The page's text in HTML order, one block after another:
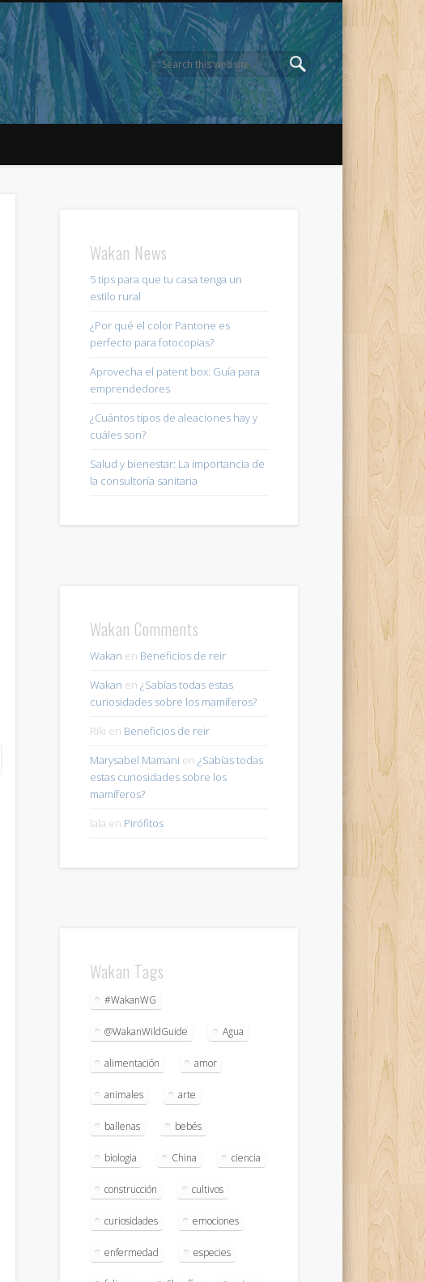
Wakan News
5 tips para que tu casa tenga un
estilo rural
¿Por qué el color Pantone es
perfecto para fotocopias?
Aprovecha el patent box: Guía para
emprendedores
¿Cuántos tipos de aleaciones hay y
cuáles son?
Salud y bienestar: La importancia de
la consultoría sanitaria
Wakan Comments
Wakan en Beneficios de reir
Wakan en ¿Sabías todas estas
curiosidades sobre los mamíferos?
Riki en Beneficios de reir
Marysabel Mamani en ¿Sabías todas
estas curiosidades sobre los
mamíferos?
lala en Pirófitos
Wakan Tags
#WakanWG
@WakanWildGuide Agua
alimentación amor
animales arte
ballenas bebés
biologia China ciencia
construcción cultivos
curiosidades emociones
enfermedad especies